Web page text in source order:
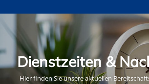
Dienstzeiten &
Hier finden Sie unsere aktuellen